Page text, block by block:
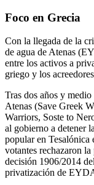
Foco en Grecia
Con la llegada de la
de agua de Atenas
entre los activos a
griego y los
Tras dos años y
Atenas (Save Greek
Warriors, Soste to
al gobierno a detener
popular en Tesalónica
votantes rechazaron
decisión 1906/2014
privatización de